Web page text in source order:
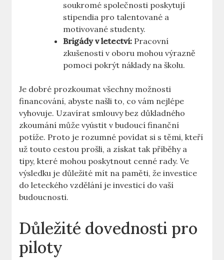
soukromé společnosti poskytují
stipendia pro talentované⁣ a
motivované studenty.
Brigády v letectví: Pracovní
zkušenosti v oboru mohou ‌výrazně​
pomoci pokrýt ⁢náklady na školu.
Je dobré ‍prozkoumat všechny možnosti
financování, abyste našli ⁣to, co​ vám nejlépe
vyhovuje. Uzavírat smlouvy bez důkladného
zkoumání může vyústit v budoucí ⁤finanční
potíže. Proto je rozumné povídat si s těmi, kteří
už touto cestou prošli, a získat ⁤tak příběhy a
⁢tipy, které mohou poskytnout cenné rady. Ve
výsledku je ‍důležité mít⁣ na paměti, že investice
do leteckého ⁣vzdělání ⁤je investicí do vaší ​
budoucnosti.
Důležité ​dovednosti pro
piloty